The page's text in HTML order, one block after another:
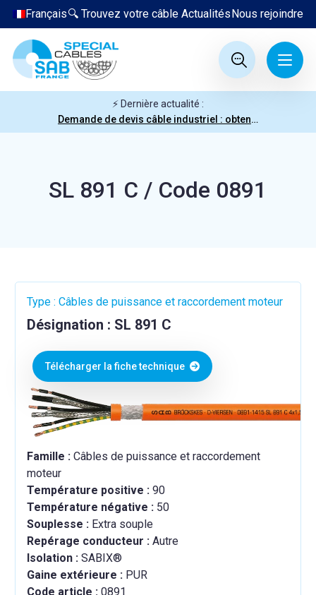
Nous rejoindre
Actualités
🔍 Trouvez votre câble
Français
⚡ Dernière actualité :
Demande de devis câble industriel : obtenez votre prix en quelques clics
SL 891 C / Code 0891
Type : Câbles de puissance et raccordement moteur
Désignation : SL 891 C
Télécharger la fiche technique
Famille : Câbles de puissance et raccordement
moteur
Température positive : 90
Température négative : 50
Souplesse : Extra souple
Repérage conducteur : Autre
Isolation : SABIX®
Gaine extérieure : PUR
Code article : 0891